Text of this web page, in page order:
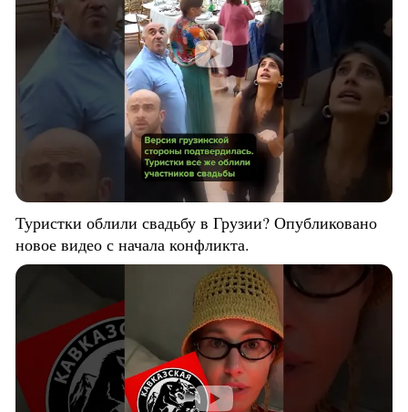
Туристки облили свадьбу в Грузии? Опубликовано
новое видео с начала конфликта.